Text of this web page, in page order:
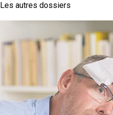
Les autres dossiers